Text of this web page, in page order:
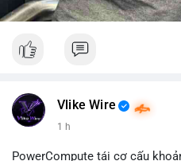
Vlike Wire
1 h
PowerCompute tái cơ cấu